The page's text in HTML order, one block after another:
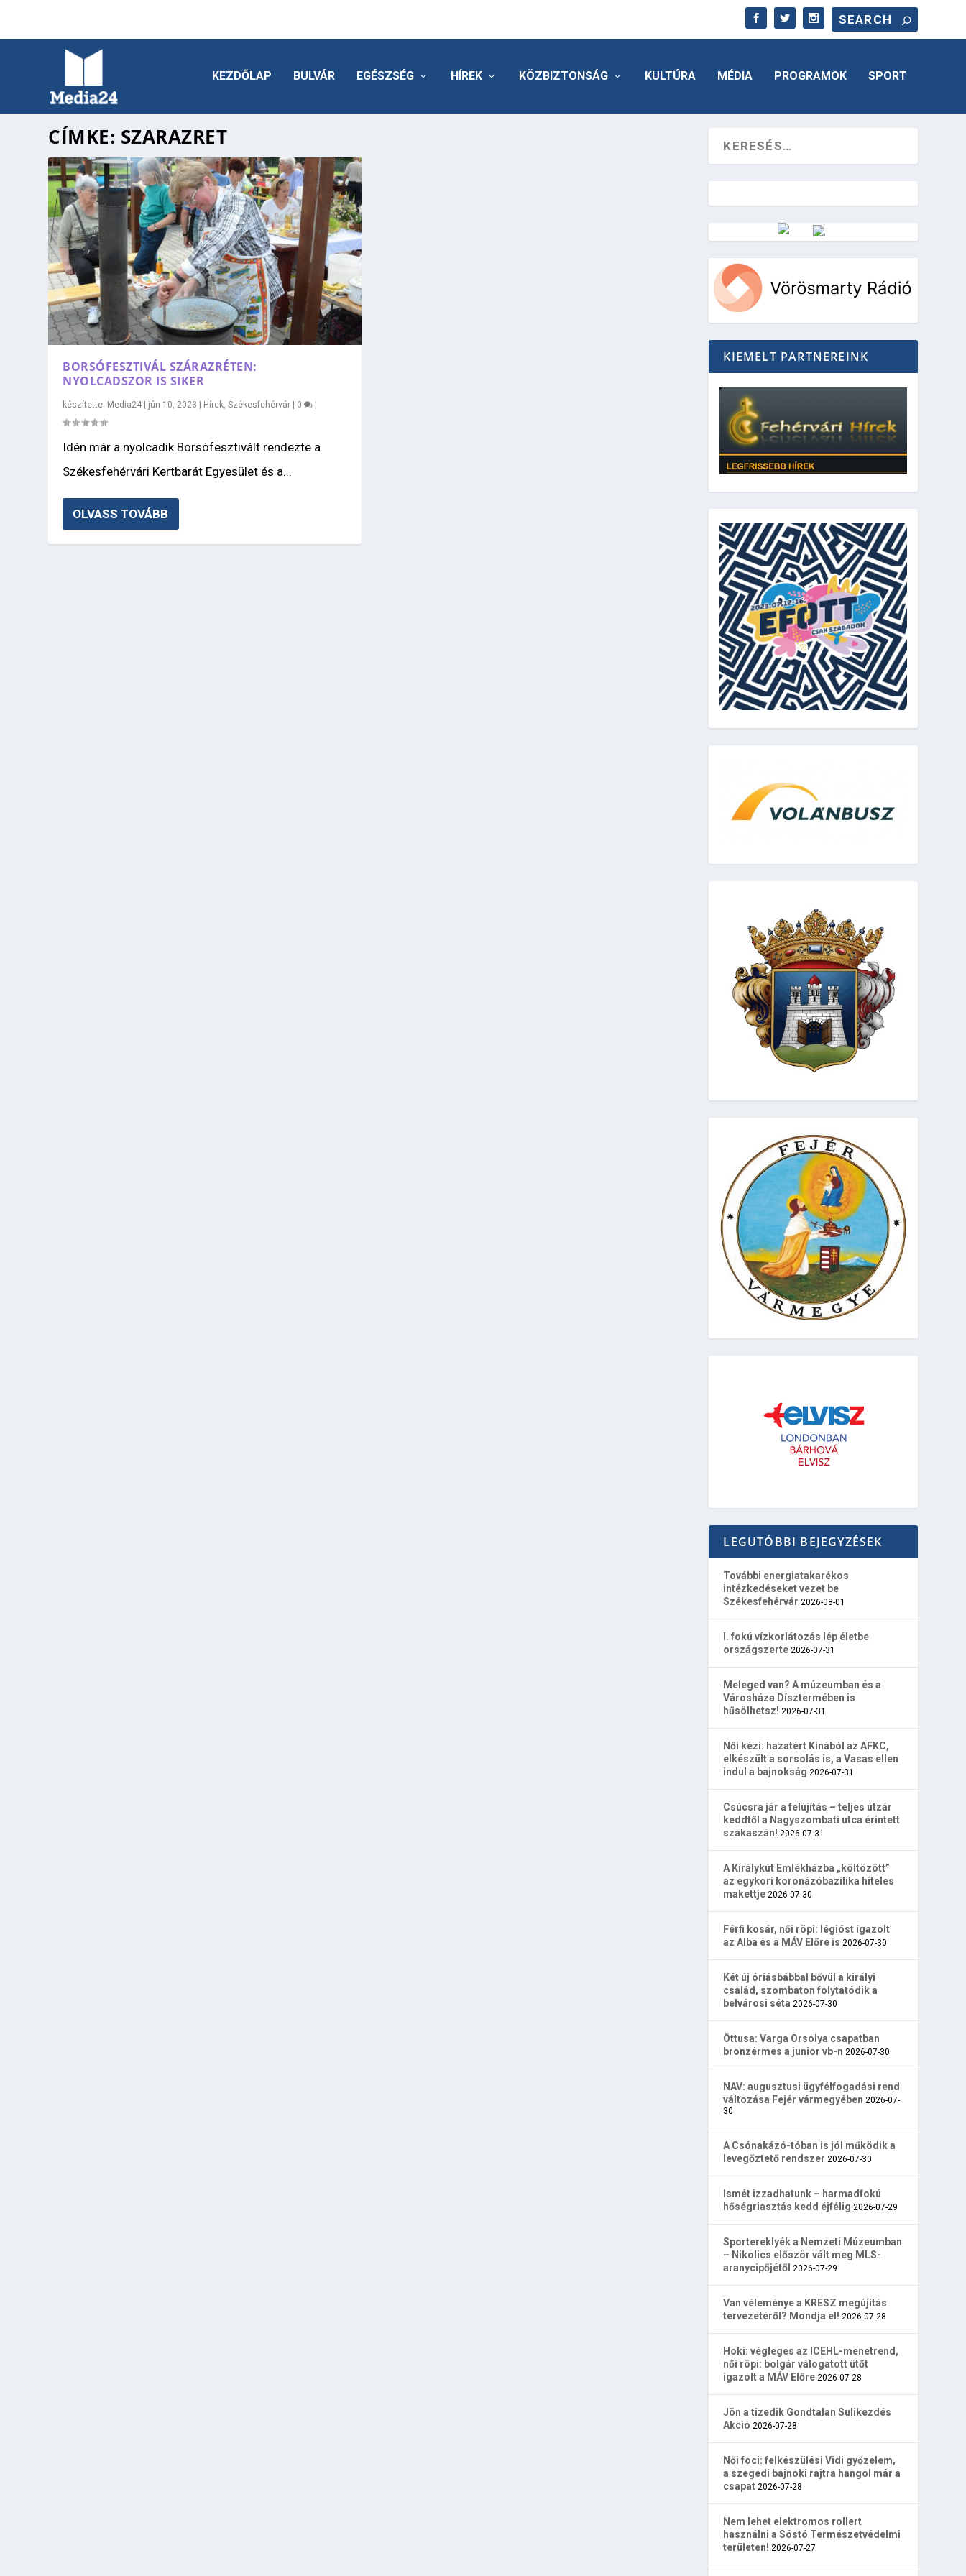
KEZDŐLAP BULVÁR EGÉSZSÉG HÍREK KÖZBIZTONSÁG KULTÚRA MÉDIA PROGRAMOK SPORT
CÍMKE: SZARAZRET
BORSÓFESZTIVÁL SZÁRAZRÉTEN:
NYOLCADSZOR IS SIKER
készítette: Media24 | jún 10, 2023 | Hírek,Székesfehérvár | 0 |
Idén már a nyolcadik Borsófesztivált rendezte a
Székesfehérvári Kertbarát Egyesület és a...
OLVASS TOVÁBB
Vörösmarty Rádió
KIEMELT PARTNEREINK
LEGUTÓBBI BEJEGYZÉSEK
További energiatakarékos
intézkedéseket vezet be
Székesfehérvár 2026-08-01
I. fokú vízkorlátozás lép életbe
országszerte 2026-07-31
Meleged van? A múzeumban és a
Városháza Dísztermében is
hűsölhetsz! 2026-07-31
Női kézi: hazatért Kínából az AFKC,
elkészült a sorsolás is, a Vasas ellen
indul a bajnokság 2026-07-31
Csúcsra jár a felújítás – teljes útzár
keddtől a Nagyszombati utca érintett
szakaszán! 2026-07-31
A Királykút Emlékházba „költözött”
az egykori koronázóbazilika hiteles
makettje 2026-07-30
Férfi kosár, női röpi: légióst igazolt
az Alba és a MÁV Előre is 2026-07-30
Két új óriásbábbal bővül a királyi
család, szombaton folytatódik a
belvárosi séta 2026-07-30
Öttusa: Varga Orsolya csapatban
bronzérmes a junior vb-n 2026-07-30
NAV: augusztusi ügyfélfogadási rend
változása Fejér vármegyében 2026-07-
30
A Csónakázó-tóban is jól működik a
levegőztető rendszer 2026-07-30
Ismét izzadhatunk – harmadfokú
hőségriasztás kedd éjfélig 2026-07-29
Sportereklyék a Nemzeti Múzeumban
– Nikolics először vált meg MLS-
aranycipőjétől 2026-07-29
Van véleménye a KRESZ megújítás
tervezetéről? Mondja el! 2026-07-28
Hoki: végleges az ICEHL-menetrend,
női röpi: bolgár válogatott ütőt
igazolt a MÁV Előre 2026-07-28
Jön a tizedik Gondtalan Sulikezdés
Akció 2026-07-28
Női foci: felkészülési Vidi győzelem,
a szegedi bajnoki rajtra hangol már a
csapat 2026-07-28
Nem lehet elektromos rollert
használni a Sóstó Természetvédelmi
területen! 2026-07-27